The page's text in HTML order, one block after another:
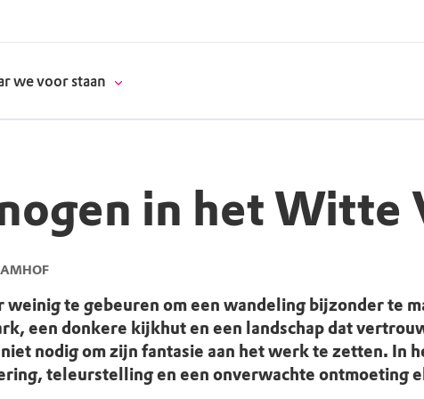
we voor staan
in het Witte
weinig te gebeuren om een wandeling bijzonder te
een donkere kijkhut en een landschap dat
nodig om zijn fantasie aan het werk te zetten. In
teleurstelling en een onverwachte ontmoeting